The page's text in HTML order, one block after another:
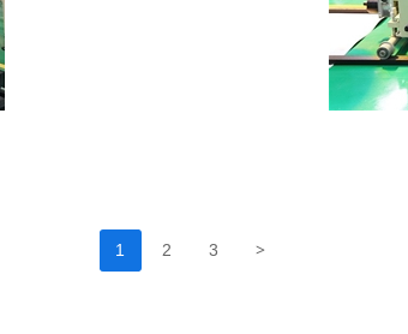
1 2 3 >